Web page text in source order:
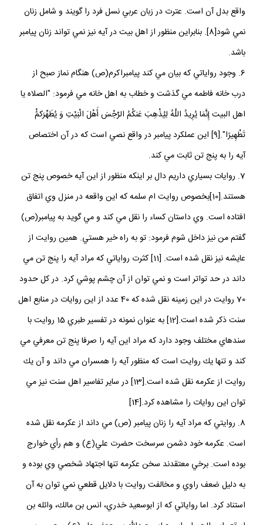
واقع بدل آن است. عترت در زبان عربي نسل فرد را گويند و شامل زنان
نمي شود[8]. بنابراين منظور از اهل بيت در آيه نيز نمي تواند زنان پيامبر
باشد.
6. وجود رواياتي كه بيان مي كند پيامبراكرم(ص) هنگام نماز صبح از
درب خانه فاطمه مي گذشت و خطاب به اهل خانه مي فرمود: "الصلاه يا
اهل البيت إِنَّمَا يُرِيدُ اللَّهُ لِيُذْهِبَ عَنكُمُ الرِّجْسَ أَهْلَ الْبَيْتِ وَ يُطَهِّرَكمُ‏ْ
تَطْهِيرًا".[9] اين عملكرد پيامبر در واقع نصي است كه در آن اختصاص
آيه را به پنج تن ثابت مي كند.
7. روايات بسياري داريم دال بر اينكه منظور از اين آيه خصوص پنج تن
هستند.[10]بخصوص روايت ام سلمه كه اين واقعه در منزل وي اتفاق
افتاده است. وي داستان كساء را نقل مي كند و مي گويد به پيامبر(ص)
گفتم من نيز داخل شوم فرمود: تو به راه خير هستي. همين روايت از
عايشه نيز نقل شده است. [11] كثرت رواياتي كه مراد آيه را پنج تن مي
داند در حد تواتر است و نمي توان از آن چشم پوشي كرد. در كل حدود
70 روايت در اين زمينه نقل شده كه 40 عدد از اين روايات در منابع اهل
سنت ذكر شده است.[12] به عنوان نمونه در تفسير طبري 15 روايت با
سندهاي مختلف وجود دارد كه مراد اين آيه را صرفا پنج تن معرفي مي
كند و تنها يك روايت است كه منظور آيه را همسران مي داند و آن يك
روايت از عكرمه نقل شده است.[13] در ساير تفاسير اهل سنت نيز مي
توان اين روايات را مشاهده كرد.[14]
8. روايتي كه مراد آيه را زنان پيامبر (ص) مي داند از عكرمه نقل شده
است. عكرمه خود دشمن سرسخت حضرت علي(ع) و هم رأي خوارج
بوده است. برخي معتقدند سخن عكرمه تنها اجتهاد شخصي وي بوده و
به دليل ضعف راوي و مخالفت روايت با دلايل قطعي نمي توان به آن
استناد كرد. اما رواياتي كه از ابوسعيد خدري، انس بن مالك، وائله بن